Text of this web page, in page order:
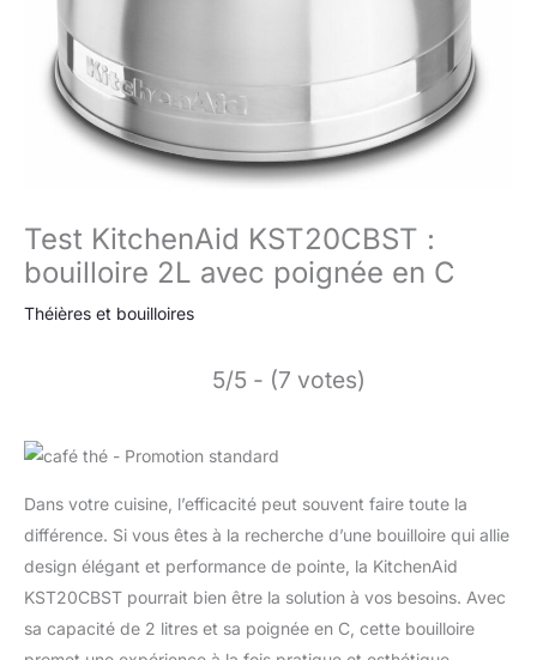
Test KitchenAid KST20CBST :
bouilloire 2L avec poignée en C
Théières et bouilloires
5/5 - (7 votes)
Dans votre cuisine, l’efficacité peut souvent faire toute la
différence. Si vous êtes à la recherche d’une bouilloire qui allie
design élégant et performance de pointe, la KitchenAid
KST20CBST pourrait bien être la solution à vos besoins. Avec
sa capacité de 2 litres et sa poignée en C, cette bouilloire